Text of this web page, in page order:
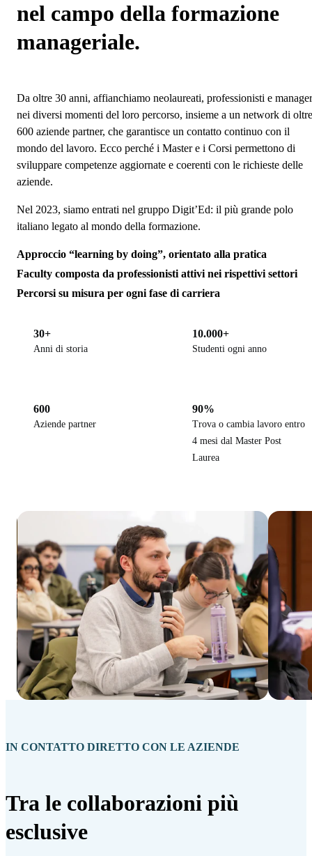
nel campo della formazione
manageriale.
Da oltre 30 anni, affianchiamo neolaureati, professionisti e manager
nei diversi momenti del loro percorso, insieme a un network di oltre
600 aziende partner, che garantisce un contatto continuo con il
mondo del lavoro. Ecco perché i Master e i Corsi permettono di
sviluppare competenze aggiornate e coerenti con le richieste delle
aziende.
Nel 2023, siamo entrati nel gruppo Digit’Ed: il più grande polo
italiano legato al mondo della formazione.
Approccio “learning by doing”, orientato alla pratica
Faculty composta da professionisti attivi nei rispettivi settori
Percorsi su misura per ogni fase di carriera
30+
Anni di storia
10.000+
Studenti ogni anno
600
Aziende partner
90%
Trova o cambia lavoro entro
4 mesi dal Master Post
Laurea
IN CONTATTO DIRETTO CON LE AZIENDE
Tra le collaborazioni più
esclusive